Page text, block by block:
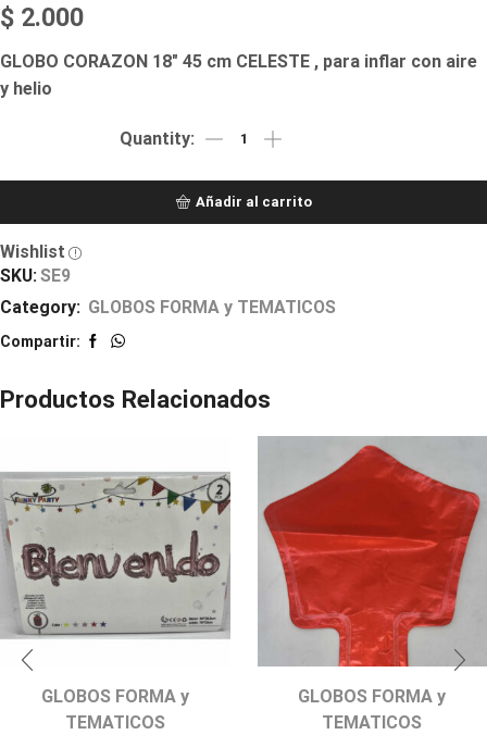
$ 2.000
GLOBO CORAZON 18″ 45 cm CELESTE , para inflar con aire
y helio
Añadir al carrito
Wishlist
SKU: SE9
Category: GLOBOS FORMA y TEMATICOS
Compartir:
Productos Relacionados
GLOBOS FORMA y
TEMATICOS
GLOBOS FORMA y
TEMATICOS